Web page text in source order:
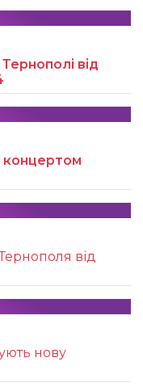
від
концертом
від
нову